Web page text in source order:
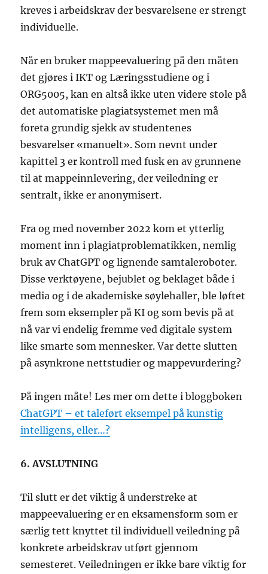
kreves i arbeidskrav der besvarelsene er strengt
individuelle.
Når en bruker mappeevaluering på den måten
det gjøres i IKT og Læringsstudiene og i
ORG5005, kan en altså ikke uten videre stole på
det automatiske plagiatsystemet men må
foreta grundig sjekk av studentenes
besvarelser «manuelt». Som nevnt under
kapittel 3 er kontroll med fusk en av grunnene
til at mappeinnlevering, der veiledning er
sentralt, ikke er anonymisert.
Fra og med november 2022 kom et ytterlig
moment inn i plagiatproblematikken, nemlig
bruk av ChatGPT og lignende samtaleroboter.
Disse verktøyene, bejublet og beklaget både i
media og i de akademiske søylehaller, ble løftet
frem som eksempler på KI og som bevis på at
nå var vi endelig fremme ved digitale system
like smarte som mennesker. Var dette slutten
på asynkrone nettstudier og mappevurdering?
På ingen måte! Les mer om dette i bloggboken
ChatGPT – et taleført eksempel på kunstig
intelligens, eller…?
6. AVSLUTNING
Til slutt er det viktig å understreke at
mappeevaluering er en eksamensform som er
særlig tett knyttet til individuell veiledning på
konkrete arbeidskrav utført gjennom
semesteret. Veiledningen er ikke bare viktig for